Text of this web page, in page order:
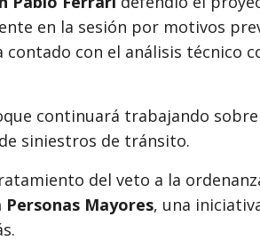
en la sesión por motivos
con el análisis técnico
continuará trabajando
siniestros de tránsito.
del veto a la
Personas Mayores, una